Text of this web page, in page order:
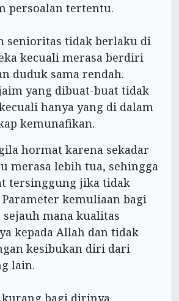
persoalan tertentu.
senioritas tidak berlaku di
kecuali merasa berdiri
duduk sama rendah.
yang dibuat-buat tidak
hanya yang di dalam
kemunafikan.
hormat karena sekadar
merasa lebih tua, sehingga
tersinggung jika tidak
kemuliaan bagi
mana kualitas
kepada Allah dan tidak
kesibukan diri dari
lain.